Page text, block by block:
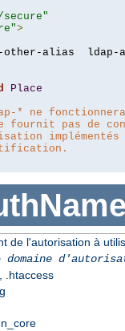
secure"
>
other-alias  ldap-
Place
* ne
fournit pas de
implémentés
de l'autorisation à
domaine
.htaccess